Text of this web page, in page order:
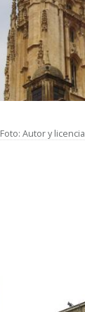
Foto: Autor y licencia